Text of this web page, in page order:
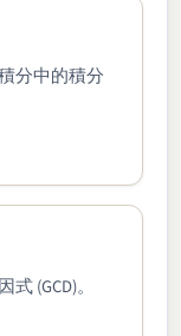
分中的積分
(GCD)。